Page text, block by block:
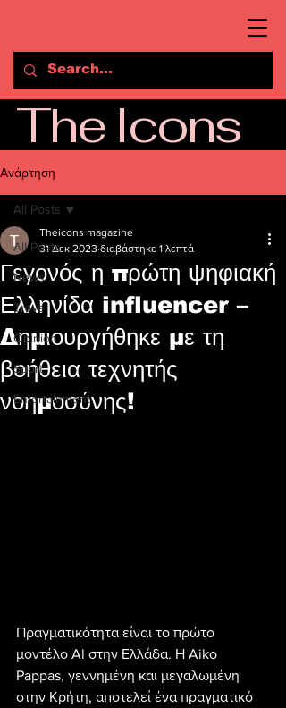
The Icons
Ανάρτηση
All Posts
News
Travel
Opinion
Sport
Entertainment
All Posts
Γεγονός η πρώτη ψηφιακή
Ελληνίδα influencer –
Δημιουργήθηκε με τη
βοήθεια τεχνητής
νοημοσύνης!
Theicons magazine
31 Δεκ 2023 διαβάστηκε 1 λεπτά
Πραγματικότητα είναι το πρώτο
μοντέλο Al στην Ελλάδα. Η Aiko
Pappas, γεννημένη και μεγαλωμένη
στην Κρήτη, αποτελεί ένα πραγματικό